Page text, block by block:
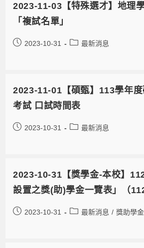
2023-11-03【特殊選才】地理
「複試名單」
2023-10-31 最新消息
2023-11-01【碩甄】113學年
考試 口試時間表
2023-10-31 最新消息
2023-10-31【獎學金-本校】
設置之獎(助)學金一覽表」（
2023-10-31 最新消息 / 獎助學金